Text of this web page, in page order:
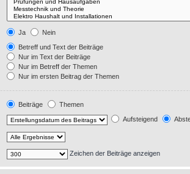
Ja
Nein
Betreff und Text der Beiträge
Nur im Text der Beiträge
Nur im Betreff der Themen
Nur im ersten Beitrag der Themen
Beiträge
Themen
Aufsteigend
Zeichen der Beiträge anzeigen